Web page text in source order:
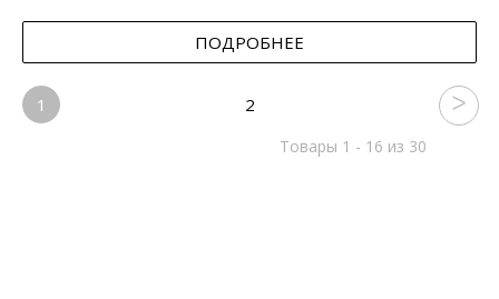
ПОДРОБНЕЕ
1 2
Товары 1 - 16 из 30